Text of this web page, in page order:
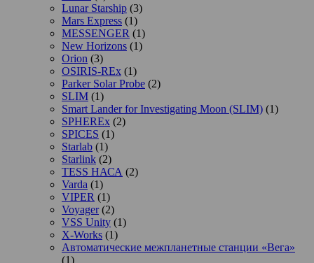
Lunar Starship (3)
Mars Express (1)
MESSENGER (1)
New Horizons (1)
Orion (3)
OSIRIS-REx (1)
Parker Solar Probe (2)
SLIM (1)
Smart Lander for Investigating Moon (SLIM) (1)
SPHEREx (2)
SPICES (1)
Starlab (1)
Starlink (2)
TESS НАСА (2)
Varda (1)
VIPER (1)
Voyager(2)
VSS Unity (1)
X-Works (1)
Автоматические межпланетные станции «Вега»
(1)